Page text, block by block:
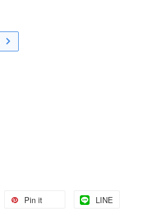
Pin it LINE